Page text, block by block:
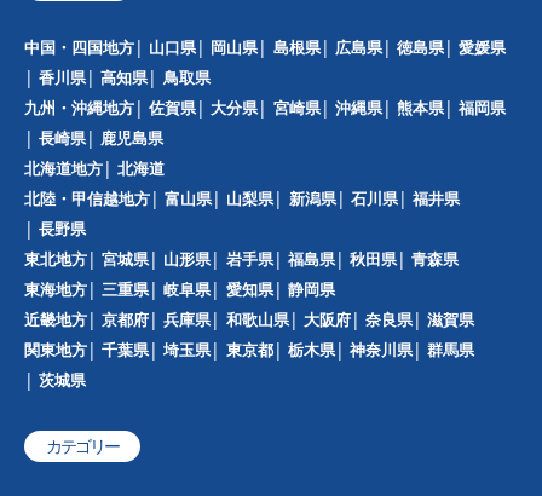
中国・四国地方 山口県 岡山県 島根県 広島県 徳島県
愛媛県
香川県
高知県
鳥取県
九州・沖縄地方
佐賀県 大分県 宮崎県 沖縄県 熊本県
福岡県
長崎県
鹿児島県
北海道地方
北海道
北陸・甲信越地方
富山県 山梨県 新潟県 石川県
福井県
長野県
東北地方
宮城県 山形県 岩手県 福島県 秋田県
青森県
東海地方
三重県 岐阜県 愛知県
静岡県
近畿地方
京都府 兵庫県 和歌山県 大阪府 奈良県
滋賀県
関東地方
千葉県 埼玉県 東京都 栃木県 神奈川県
群馬県
茨城県
カテゴリー